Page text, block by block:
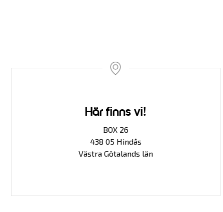
Här finns vi!
BOX 26
438 05 Hindås
Västra Götalands län